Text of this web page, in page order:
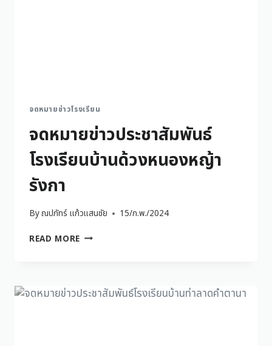
จดหมายข่าวโรงเรียน
จดหมายข่าวประชาสัมพันธ์
โรงเรียนบ้านด้วงหนองหญ้า
รังกา
Byณปภัทร์ แก้วแสนชัย 15/ก.พ./2024
READ MORE